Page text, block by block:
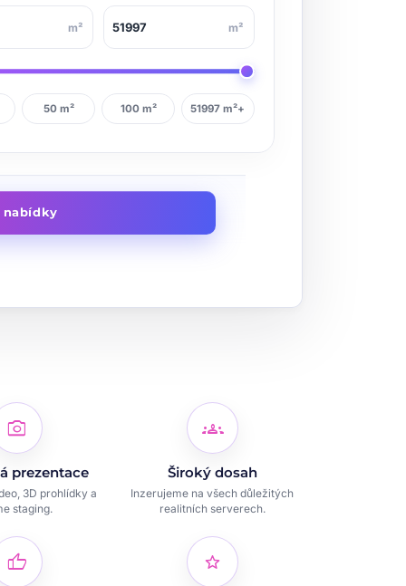
m² m²
50 m² 100 m² 51997 m²+
nabídky
photo_camera
prezentace
3D prohlídky a
staging.
groups
Široký dosah
Inzerujeme na všech důležitých
realitních serverech.
thumb_up star